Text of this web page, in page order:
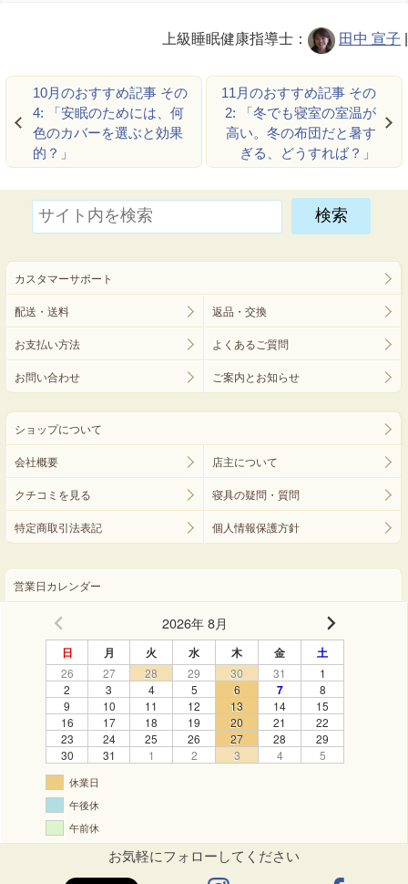
上級睡眠健康指導士： 田中 宣子
10月のおすすめ記事 その
4: 「安眠のためには、何
色のカバーを選ぶと効果
的？」
11月のおすすめ記事 その
2: 「冬でも寝室の室温が
高い。冬の布団だと暑す
ぎる、どうすれば？」
カスタマーサポート
配送・送料 返品・交換
お支払い方法 よくあるご質問
お問い合わせ ご案内とお知らせ
ショップについて
会社概要 店主について
クチコミを見る 寝具の疑問・質問
特定商取引法表記 個人情報保護方針
営業日カレンダー
2026年 8月
日 月 火 水 木 金 土
26 27 28 29 30 31
1
2
3 4 5 6 7
8
9
10 11 12 13 14
15
16
17 18 19 20 21
22
23
24 25 26 27 28
29
30
31 1 2 3 4 5
休業日
午後休
午前休
お気軽にフォローしてください